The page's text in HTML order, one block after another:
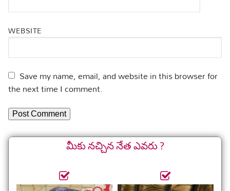
WEBSITE
Save my name, email, and website in this browser for
the next time I comment.
మీకు నచ్చిన నేత ఎవరు ?